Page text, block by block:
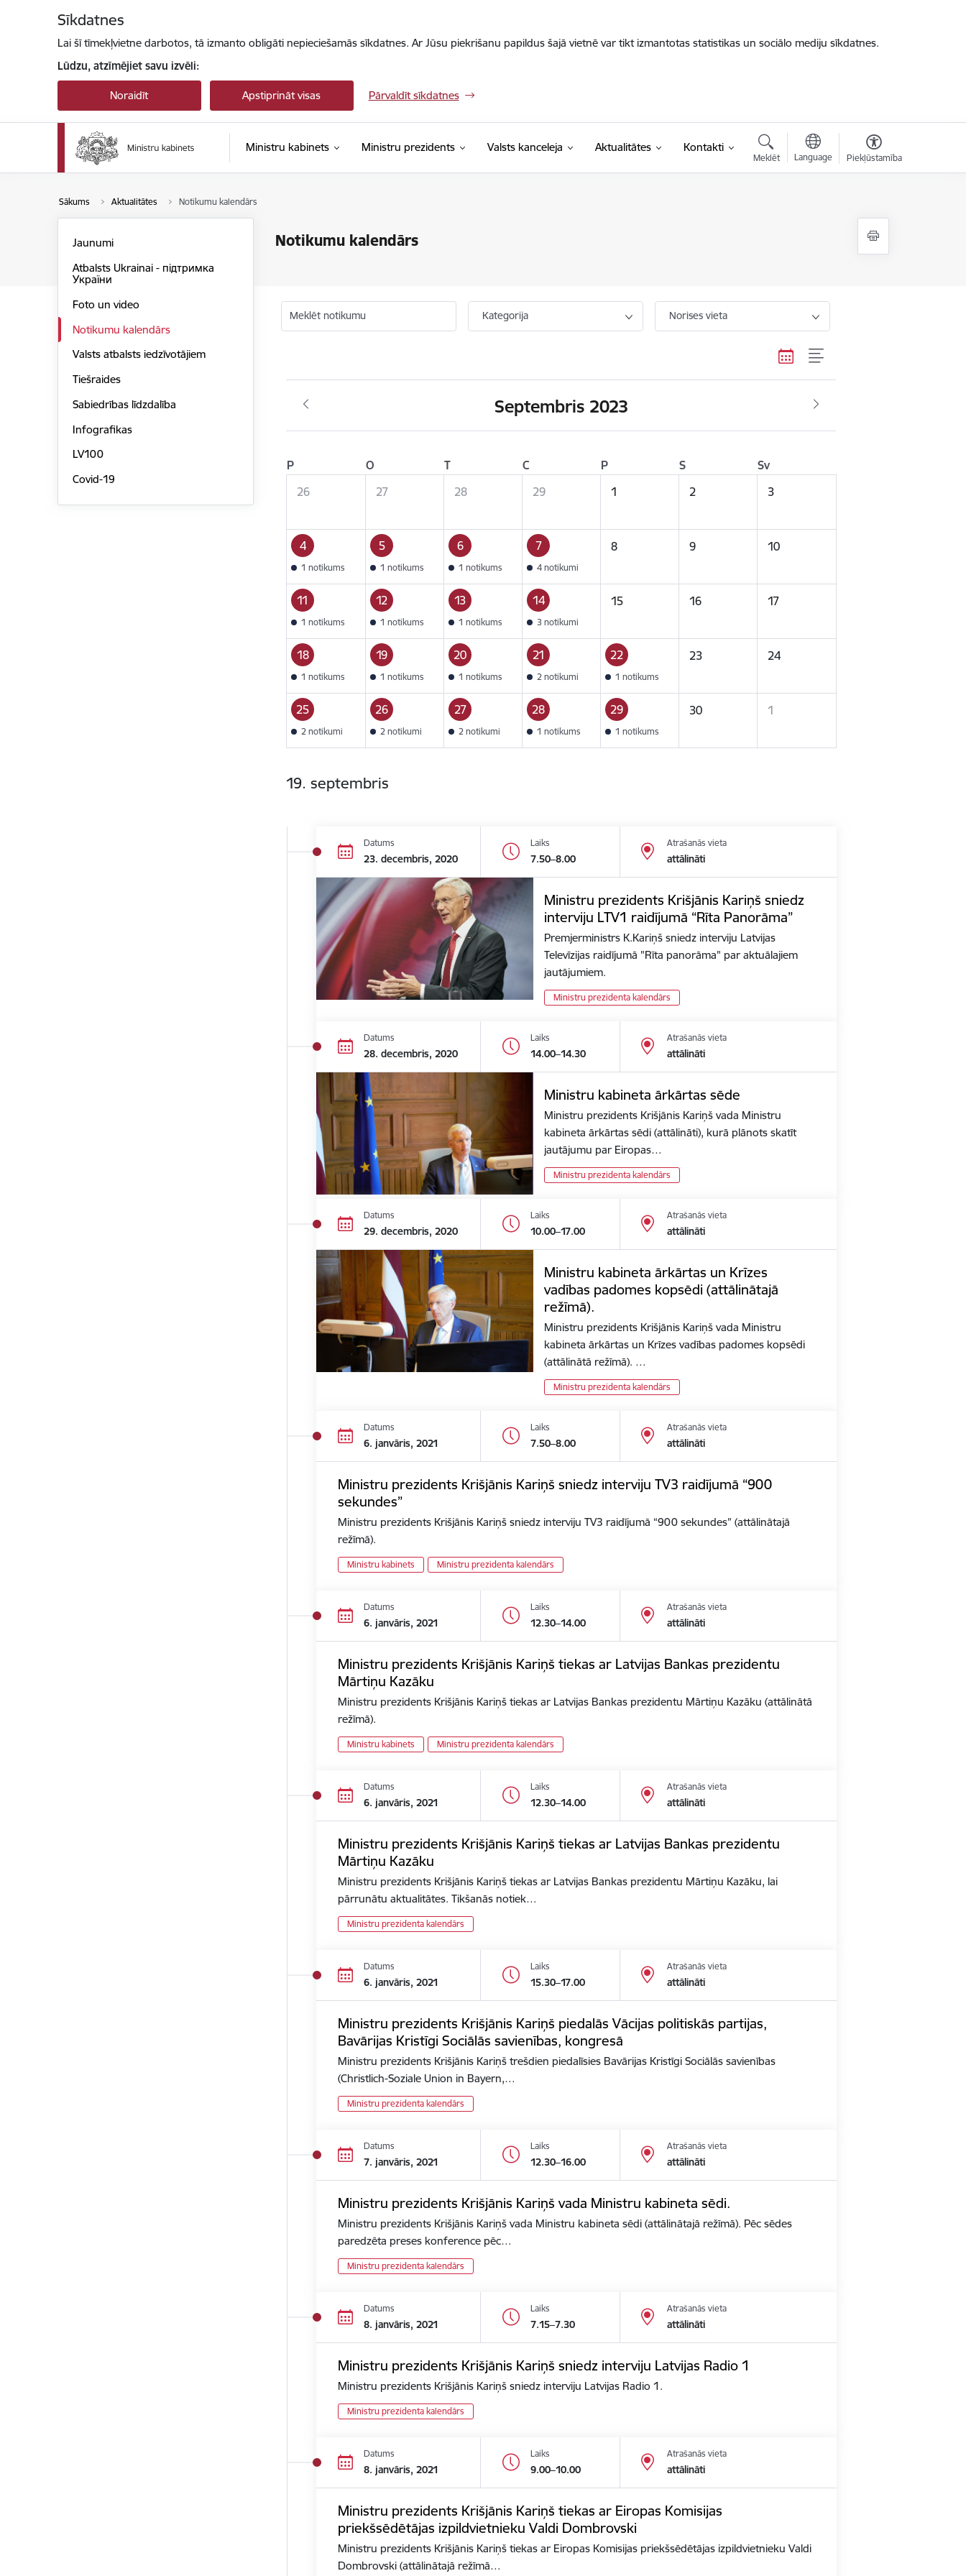
Sīkdatnes
Lai šī tīmekļvietne darbotos, tā izmanto obligāti nepieciešamās sīkdatnes. Ar Jūsu piekrišanu papildus šajā vietnē var tikt izmantotas statistikas un sociālo mediju sīkdatnes.
Lūdzu, atzīmējiet savu izvēli:
Noraidīt Apstiprināt visas Pārvaldīt sīkdatnes
Ministru kabinets Ministru prezidents Valsts kanceleja Aktualitātes Kontakti
Meklēt Language Piekļūstamība
Sākums Aktualitātes Notikumu kalendārs
Notikumu kalendārs
Jaunumi
Atbalsts Ukrainai - підтримка
України
Foto un video
Notikumu kalendārs
Valsts atbalsts iedzīvotājiem
Tiešraides
Sabiedrības līdzdalība
Infografikas
LV100
Covid-19
Meklēt notikumu Kategorija Norises vieta
Septembris 2023
P O T C P S
Sv
26
27 28 29 1 2 3
4
1 notikums
5
1 notikums
6
1 notikums
7
4 notikumi
8 9 10
11
1 notikums
12
1 notikums
13
1 notikums
14
3 notikumi
15 16 17
18
1 notikums
19
1 notikums
20
1 notikums
21
2 notikumi
22
1 notikums
23 24
25
2 notikumi
26
2 notikumi
27
2 notikumi
28
1 notikums
29
1 notikums
30 1
19. septembris
Datums
23. decembris, 2020
Laiks
7.50–8.00
Atrašanās vieta
attālināti
Ministru prezidents Krišjānis Kariņš sniedz
interviju LTV1 raidījumā “Rīta Panorāma”
Premjerministrs K.Kariņš sniedz interviju Latvijas
Televīzijas raidījumā "Rīta panorāma" par aktuālajiem
jautājumiem.
Ministru prezidenta kalendārs
Datums
28. decembris, 2020
Laiks
14.00–14.30
Atrašanās vieta
attālināti
Ministru kabineta ārkārtas sēde
Ministru prezidents Krišjānis Kariņš vada Ministru
kabineta ārkārtas sēdi (attālināti), kurā plānots skatīt
jautājumu par Eiropas…
Ministru prezidenta kalendārs
Datums
29. decembris, 2020
Laiks
10.00–17.00
Atrašanās vieta
attālināti
Ministru kabineta ārkārtas un Krīzes
vadības padomes kopsēdi (attālinātajā
režīmā).
Ministru prezidents Krišjānis Kariņš vada Ministru
kabineta ārkārtas un Krīzes vadības padomes kopsēdi
(attālinātā režīmā). …
Ministru prezidenta kalendārs
Datums
6. janvāris, 2021
Laiks
7.50–8.00
Atrašanās vieta
attālināti
Ministru prezidents Krišjānis Kariņš sniedz interviju TV3 raidījumā “900
sekundes”
Ministru prezidents Krišjānis Kariņš sniedz interviju TV3 raidījumā “900 sekundes” (attālinātajā
režīmā).
Ministru kabinets Ministru prezidenta kalendārs
Datums
6. janvāris, 2021
Laiks
12.30–14.00
Atrašanās vieta
attālināti
Ministru prezidents Krišjānis Kariņš tiekas ar Latvijas Bankas prezidentu
Mārtiņu Kazāku
Ministru prezidents Krišjānis Kariņš tiekas ar Latvijas Bankas prezidentu Mārtiņu Kazāku (attālinātā
režīmā).
Ministru kabinets Ministru prezidenta kalendārs
Datums
6. janvāris, 2021
Laiks
12.30–14.00
Atrašanās vieta
attālināti
Ministru prezidents Krišjānis Kariņš tiekas ar Latvijas Bankas prezidentu
Mārtiņu Kazāku
Ministru prezidents Krišjānis Kariņš tiekas ar Latvijas Bankas prezidentu Mārtiņu Kazāku, lai
pārrunātu aktualitātes. Tikšanās notiek…
Ministru prezidenta kalendārs
Datums
6. janvāris, 2021
Laiks
15.30–17.00
Atrašanās vieta
attālināti
Ministru prezidents Krišjānis Kariņš piedalās Vācijas politiskās partijas,
Bavārijas Kristīgi Sociālās savienības, kongresā
Ministru prezidents Krišjānis Kariņš trešdien piedalīsies Bavārijas Kristīgi Sociālās savienības
(Christlich-Soziale Union in Bayern,…
Ministru prezidenta kalendārs
Datums
7. janvāris, 2021
Laiks
12.30–16.00
Atrašanās vieta
attālināti
Ministru prezidents Krišjānis Kariņš vada Ministru kabineta sēdi.
Ministru prezidents Krišjānis Kariņš vada Ministru kabineta sēdi (attālinātajā režīmā). Pēc sēdes
paredzēta preses konference pēc…
Ministru prezidenta kalendārs
Datums
8. janvāris, 2021
Laiks
7.15–7.30
Atrašanās vieta
attālināti
Ministru prezidents Krišjānis Kariņš sniedz interviju Latvijas Radio 1
Ministru prezidents Krišjānis Kariņš sniedz interviju Latvijas Radio 1.
Ministru prezidenta kalendārs
Datums
8. janvāris, 2021
Laiks
9.00–10.00
Atrašanās vieta
attālināti
Ministru prezidents Krišjānis Kariņš tiekas ar Eiropas Komisijas
priekšsēdētājas izpildvietnieku Valdi Dombrovski
Ministru prezidents Krišjānis Kariņš tiekas ar Eiropas Komisijas priekšsēdētājas izpildvietnieku Valdi
Dombrovski (attālinātajā režīmā…